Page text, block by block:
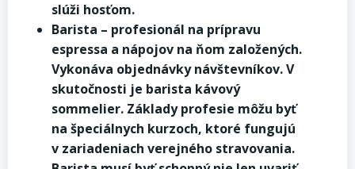
slúži hosťom.
Barista – profesionál na prípravu
espressa a nápojov na ňom založených.
Vykonáva objednávky návštevníkov. V
skutočnosti je barista kávový
sommelier. Základy profesie môžu byť
na špeciálnych kurzoch, ktoré fungujú
v zariadeniach verejného stravovania.